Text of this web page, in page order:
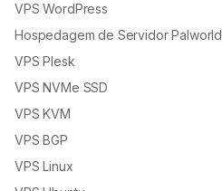
VPS WordPress
Hospedagem de Servidor Palworld
VPS Plesk
VPS NVMe SSD
VPS KVM
VPS BGP
VPS Linux